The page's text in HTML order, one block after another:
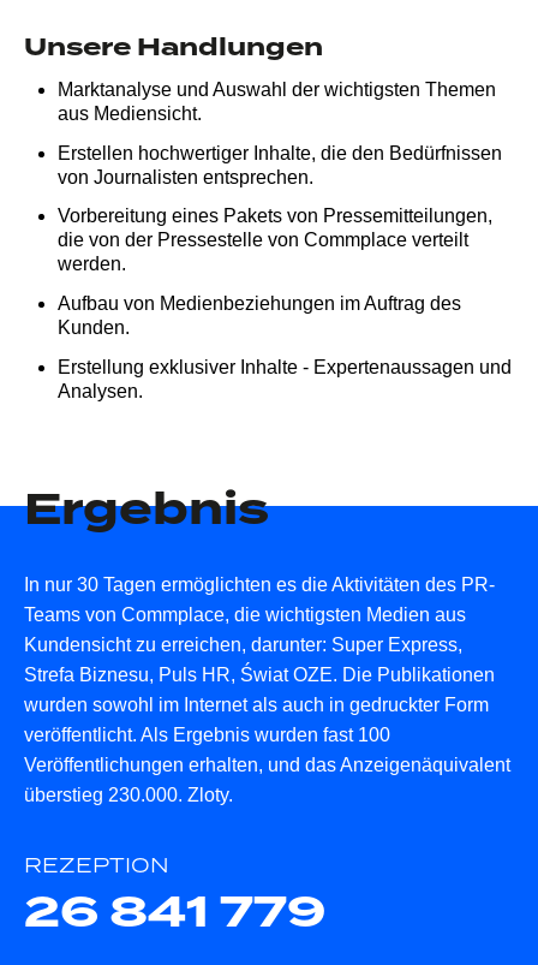
Unsere Handlungen
Marktanalyse und Auswahl der wichtigsten Themen
aus Mediensicht.
Erstellen hochwertiger Inhalte, die den Bedürfnissen
von Journalisten entsprechen.
Vorbereitung eines Pakets von Pressemitteilungen,
die von der Pressestelle von Commplace verteilt
werden.
Aufbau von Medienbeziehungen im Auftrag des
Kunden.
Erstellung exklusiver Inhalte - Expertenaussagen und
Analysen.
Ergebnis
In nur 30 Tagen ermöglichten es die Aktivitäten des PR-
Teams von Commplace, die wichtigsten Medien aus
Kundensicht zu erreichen, darunter: Super Express,
Strefa Biznesu, Puls HR, Świat OZE. Die Publikationen
wurden sowohl im Internet als auch in gedruckter Form
veröffentlicht. Als Ergebnis wurden fast 100
Veröffentlichungen erhalten, und das Anzeigenäquivalent
überstieg 230.000. Zloty.
REZEPTION
26 841 779